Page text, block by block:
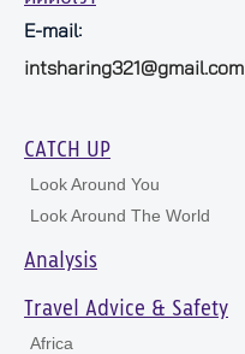
E-mail:
intsharing321@gmail.com
CATCH UP
Look Around You
Look Around The World
Analysis
Travel Advice & Safety
Africa